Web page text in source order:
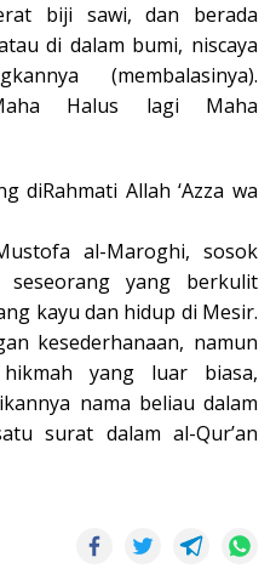
biji sawi, dan berada
di dalam bumi, niscaya
(membalasinya).
Halus lagi Maha
diRahmati Allah ‘Azza wa
al-Maroghi, sosok
seseorang yang berkulit
kayu dan hidup di Mesir.
kesederhanaan, namun
yang luar biasa,
nama beliau dalam
surat dalam al-Qur’an